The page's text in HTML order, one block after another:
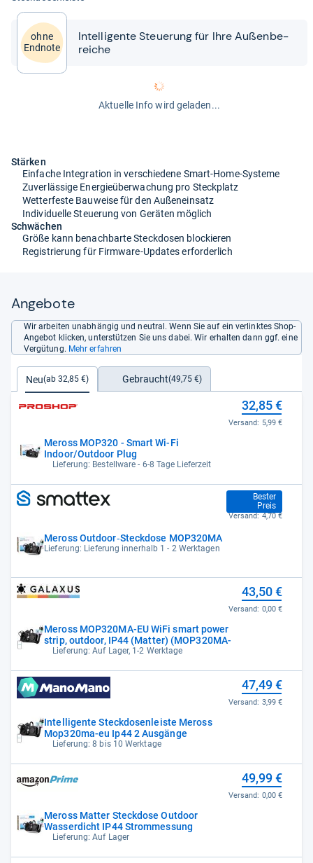
ohne
Endnote
Intel­li­gente Steue­rung für Ihre Außen­be­
rei­che
Aktuelle Info wird geladen...
Stärken
Einfache Integration in verschiedene Smart-Home-Systeme
Zuverlässige Energieüberwachung pro Steckplatz
Wetterfeste Bauweise für den Außeneinsatz
Individuelle Steuerung von Geräten möglich
Schwächen
Größe kann benachbarte Steckdosen blockieren
Registrierung für Firmware-Updates erforderlich
Angebote
Wir arbeiten unabhängig und neutral. Wenn Sie auf ein verlinktes Shop-
Angebot klicken, unterstützen Sie uns dabei. Wir erhalten dann ggf. eine
Vergütung. Mehr erfahren
Neu(ab 32,85 €) Gebraucht(49,75 €)
Meross MOP320 - Smart Wi-Fi
Indoor/Outdoor Plug
Lieferung: Bestellware - 6-8 Tage Lieferzeit
32,85 €
Versand: 5,99 €
Meross Outdoor‐Steckdose MOP320MA
Lieferung: Lieferung innerhalb 1 - 2 Werktagen
Bester
Preis
32,85 €
Versand: 4,70 €
Meross MOP320MA-EU WiFi smart power
strip, outdoor, IP44 (Matter) (MOP320MA-
Lieferung: Auf Lager, 1-2 Werktage
43,50 €
Versand: 0,00 €
Intelligente Steckdosenleiste Meross
Mop320ma-eu Ip44 2 Ausgänge
Lieferung: 8 bis 10 Werktage
47,49 €
Versand: 3,99 €
Meross Matter Steckdose Outdoor
Wasserdicht IP44 Strommessung
Lieferung: Auf Lager
49,99 €
Versand: 0,00 €